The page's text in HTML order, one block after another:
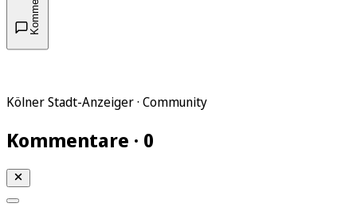
Kölner Stadt-Anzeiger · Community
Kommentare · 0